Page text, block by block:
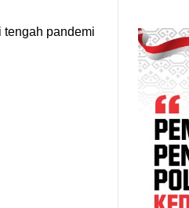
tengah pandemi